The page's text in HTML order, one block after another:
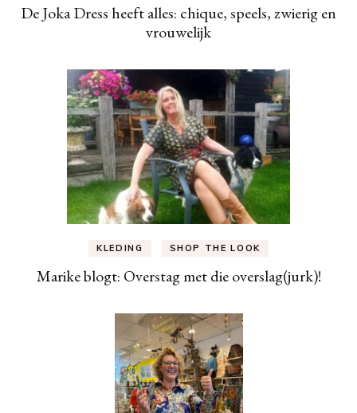
De Joka Dress heeft alles: chique, speels, zwierig en
vrouwelijk
KLEDING SHOP THE LOOK
Marike blogt: Overstag met die overslag(jurk)!